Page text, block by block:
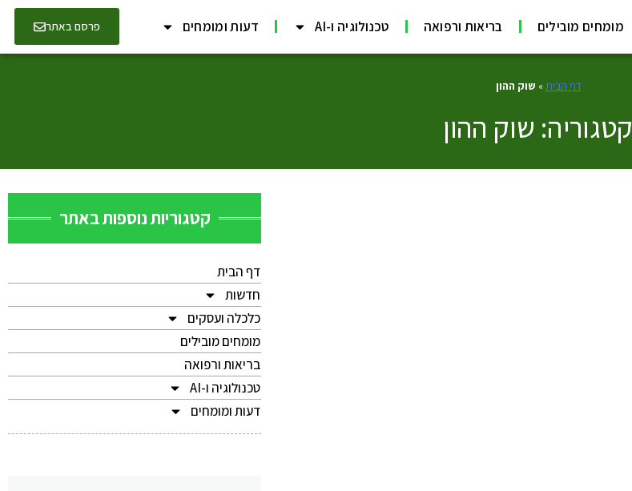
מומחים מובילים בריאות ורפואה טכנולוגיה ו-AI דעות ומומחים פרסם באתר
דף הבית» שוק ההון
קטגוריה: שוק ההון
קטגוריות נוספות באתר
דף הבית
חדשות
כלכלה ועסקים
מומחים מובילים
בריאות ורפואה
טכנולוגיה ו-AI
דעות ומומחים